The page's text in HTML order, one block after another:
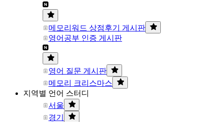
메모리워드 상점후기 게시판
영어공부 인증 게시판
영어 질문 게시판
메모리 크리스마스
지역별 언어 스터디
서울
경기